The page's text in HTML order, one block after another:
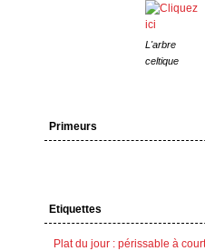
L'arbre
celtique
Primeurs
Etiquettes
Plat du jour : périssable à